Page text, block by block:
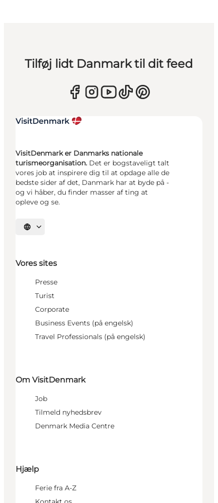
Tilføj lidt Danmark til dit feed
VisitDenmark er Danmarks nationale
turismeorganisation. Det er bogstaveligt talt
vores job at inspirere dig til at opdage alle de
bedste sider af det, Danmark har at byde på -
og vi håber, du finder masser af ting at
opleve og se.
Vælg sprog
Vores sites
Presse
Turist
Corporate
Business Events (på engelsk)
Travel Professionals (på engelsk)
Om VisitDenmark
Job
Tilmeld nyhedsbrev
Denmark Media Centre
Hjælp
Ferie fra A-Z